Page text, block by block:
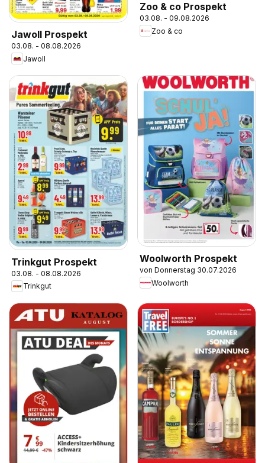
Jawoll Prospekt
03.08. - 08.08.2026
Jawoll
Zoo & co Prospekt
03.08. - 09.08.2026
Zoo & co
Trinkgut Prospekt
03.08. - 08.08.2026
Trinkgut
Woolworth Prospekt
von Donnerstag 30.07.2026
Woolworth